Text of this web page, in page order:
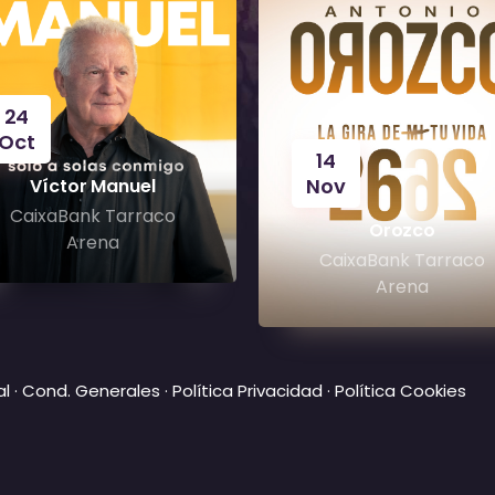
24
Víctor Manuel
CaixaBank Tarraco
Arena
14
Nov
Orozco
CaixaBank Tarraco
Arena
· Cond. Generales · Política Privacidad · Política Cookies